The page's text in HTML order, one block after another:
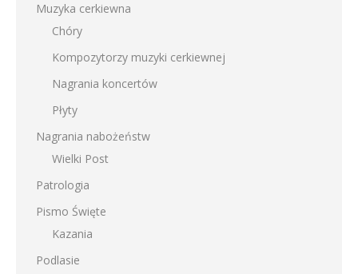
Muzyka cerkiewna
Chóry
Kompozytorzy muzyki cerkiewnej
Nagrania koncertów
Płyty
Nagrania nabożeństw
Wielki Post
Patrologia
Pismo Święte
Kazania
Podlasie